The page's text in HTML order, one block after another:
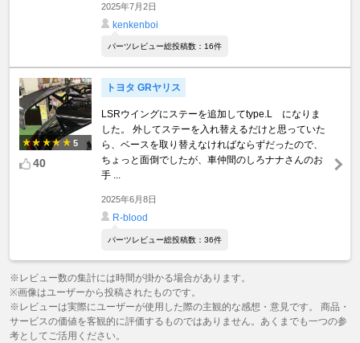
2025年7月2日
kenkenboi
パーツレビュー総投稿数：16件
5
40
トヨタ GRヤリス
LSRウイングにステーを追加してtype.L になりま
した。 外してステーを入れ替えるだけと思っていた
ら、ベースを取り替えなければならずだったので、
ちょっと面倒でしたが、車仲間のしろナナさんのお
手 ...
2025年6月8日
R-blood
パーツレビュー総投稿数：36件
※レビュー数の集計には時間が掛かる場合があります。
※画像はユーザーから投稿されたものです。
※レビューは実際にユーザーが使用した際の主観的な感想・意見です。 商品・
サービスの価値を客観的に評価するものではありません。あくまでも一つの参
考としてご活用ください。